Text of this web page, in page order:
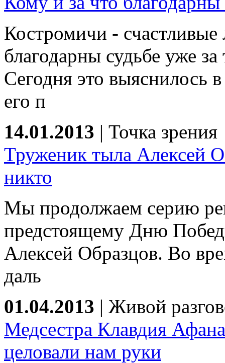
Костромичи -
благодарны судьбе уже
Сегодня это выяснилось
его п
14.01.2013 | Точка зрения
Труженик тыла Алексей
никто
Мы продолжаем серию
предстоящему Дню
Алексей Образцов. Во
даль
01.04.2013 | Живой
Медсестра Клавдия
целовали нам руки